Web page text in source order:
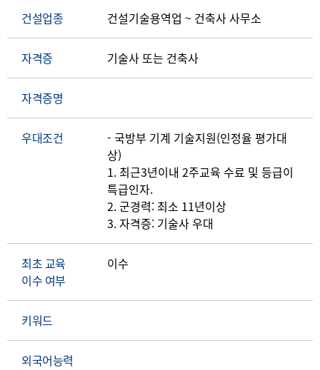
건설업종 건설기술용역업 ~ 건축사 사무소
자격증 기술사 또는 건축사
자격증명
우대조건
- 국방부 기계 기술지원(인정율 평가대
상)
1. 최근3년이내 2주교육 수료 및 등급이
특급인자.
2. 군경력: 최소 11년이상
3. 자격증: 기술사 우대
최초 교육
이수 여부
이수
키워드
외국어능력